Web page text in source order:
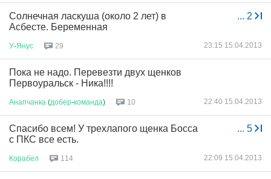
... 2
Солнечная ласкуша (около 2 лет) в
Асбесте. Беременная
У-Янус 29 23:15 15.04.2013
Пока не надо. Перевезти двух щенков
Первоуральск - Ника!!!!
Анапчанка (добер-команда) 10 22:40 15.04.2013
... 5
Спасибо всем! У трехлапого щенка Босса
с ПКС все есть.
Корабел 114 22:09 15.04.2013